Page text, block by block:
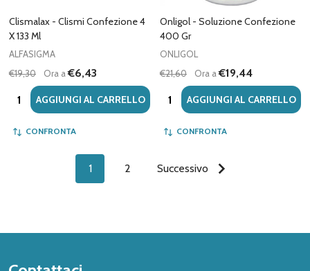
Clismalax - Clismi Confezione 4
X 133 Ml
ALFASIGMA
€19,30
Ora a€6,43
Quantità:AGGIUNGI AL CARRELLO
CONFRONTA
Onligol - Soluzione Confezione
400 Gr
ONLIGOL
€21,60
Ora a€19,44
Quantità:AGGIUNGI AL CARRELLO
CONFRONTA
1 2 Successivo